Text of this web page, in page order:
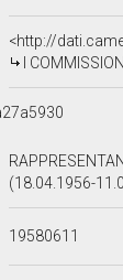
<http://
I
(18.04.1956-
19580611